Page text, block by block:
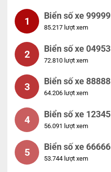
1 Biển số xe 99999
85.217 lượt xem
2 Biển số xe 04953
72.810 lượt xem
3 Biển số xe 88888
64.206 lượt xem
4 Biển số xe 12345
56.091 lượt xem
5 Biển số xe 66666
53.744 lượt xem